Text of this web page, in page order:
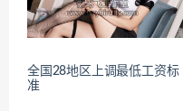
全国28地区上调最低工资标
准